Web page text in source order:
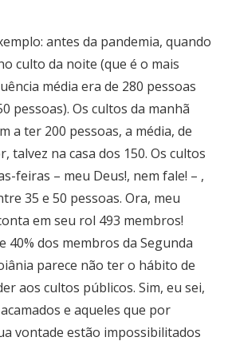
antes da pandemia, quando
culto da noite (que é o mais
média era de 280 pessoas
pessoas). Os cultos da manhã
a ter 200 pessoas, a média, de
talvez na casa dos 150. Os cultos
feiras – meu Deus!, nem fale! – ,
35 e 50 pessoas. Ora, meu
em seu rol 493 membros!
40% dos membros da Segunda
parece não ter o hábito de
aos cultos públicos. Sim, eu sei,
e aqueles que por
vontade estão impossibilitados